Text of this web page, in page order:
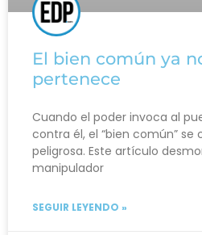
El bien común ya
pertenece
Cuando el poder invoca al
contra él, el “bien común”
peligrosa. Este artículo
manipulador
SEGUIR LEYENDO »